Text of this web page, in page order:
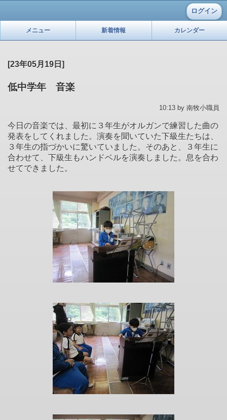
ログイン
メニュー 新着情報 カレンダー
[23年05月19日]
低中学年 音楽
10:13 by 南牧小職員
今日の音楽では、最初に３年生がオルガンで練習した曲の
発表をしてくれました。演奏を聞いていた下級生たちは、
３年生の指づかいに驚いていました。そのあと、３年生に
合わせて、下級生もハンドベルを演奏しました。息を合わ
せてできました。